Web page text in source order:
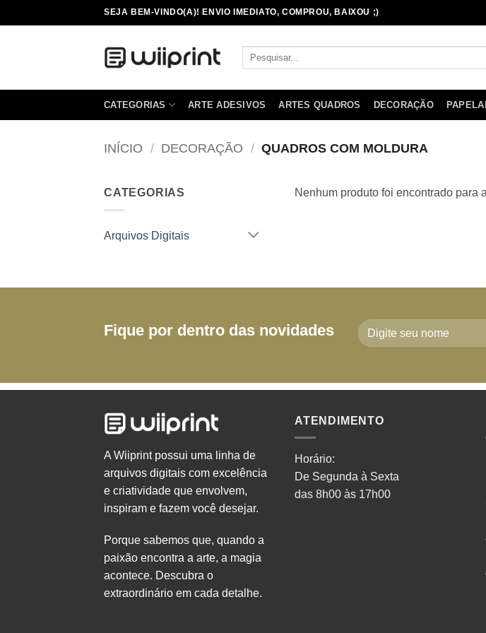
to
SEJA BEM-VINDO(A)! ENVIO IMEDIATO, COMPROU, BAIXOU ;)
Pesquisar
CATEGORIAS ARTE ADESIVOS ARTES QUADROS DECORAÇÃO
INÍCIO / DECORAÇÃO / QUADROS COM MOLDURA
CATEGORIAS
Arquivos Digitais
Nenhum produto foi encontrado para
Fique por dentro das novidades
A Wiiprint possui uma linha de
arquivos digitais com excelência
e criatividade que envolvem,
inspiram e fazem você desejar.
Porque sabemos que, quando a
paixão encontra a arte, a magia
acontece. Descubra o
extraordinário em cada detalhe.
ATENDIMENTO
Horário:
De Segunda à Sexta
das 8h00 às 17h00